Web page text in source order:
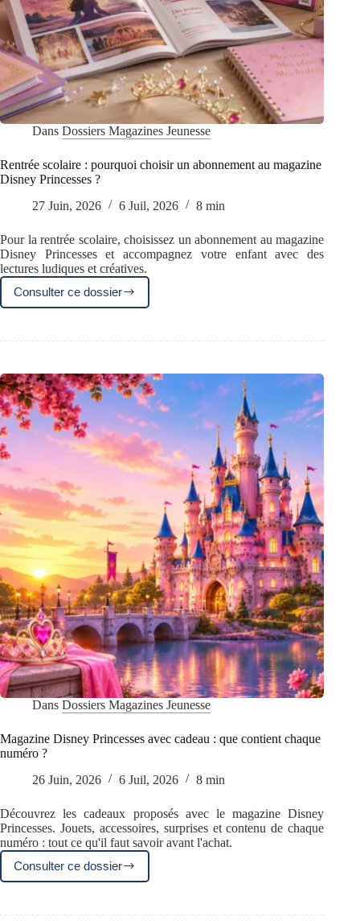
Dans Dossiers Magazines Jeunesse
Rentrée scolaire : pourquoi choisir un abonnement au magazine
Disney Princesses ?
27 Juin, 2026
6 Juil, 2026 8 min
Pour la rentrée scolaire, choisissez un abonnement au magazine
Disney Princesses et accompagnez votre enfant avec des
lectures ludiques et créatives.
Consulter ce dossier
Rentrée
scolaire
pourquoi
abonnement
au
magazine
Disney
Princesses
?
Dans Dossiers Magazines Jeunesse
Magazine Disney Princesses avec cadeau : que contient chaque
numéro ?
26 Juin, 2026
6 Juil, 2026 8 min
Découvrez les cadeaux proposés avec le magazine Disney
Princesses. Jouets, accessoires, surprises et contenu de chaque
numéro : tout ce qu'il faut savoir avant l'achat.
Consulter ce dossier
Magazine
Disney
avec